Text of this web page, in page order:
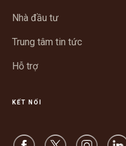
Nhà đầu tư
Trung tâm tin tức
Hỗ trợ
KẾT NỐI